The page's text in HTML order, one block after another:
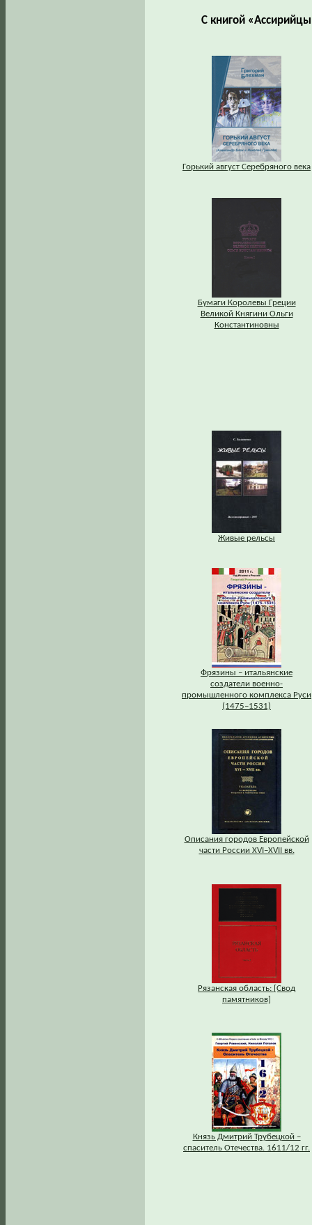
С книгой
Горький август Серебряного века
Бумаги Королевы Греции
Великой Княгини Ольги
Константиновны
Живые рельсы
Фрязины – итальянские
создатели военно-
промышленного комплекса Руси
(1475–1531)
Описания городов Европейской
части России XVI–XVII вв.
Рязанская область: [Свод
памятников]
Князь Дмитрий Трубецкой –
спаситель Отечества. 1611/12 гг.